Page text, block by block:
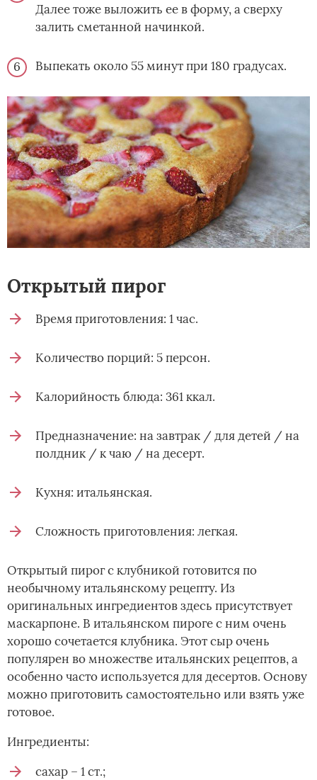
Далее тоже выложить ее в форму, а сверху
залить сметанной начинкой.
Выпекать около 55 минут при 180 градусах.
Открытый пирог
Время приготовления: 1 час.
Количество порций: 5 персон.
Калорийность блюда: 361 ккал.
Предназначение: на завтрак / для детей / на
полдник / к чаю / на десерт.
Кухня: итальянская.
Сложность приготовления: легкая.
Открытый пирог с клубникой готовится по
необычному итальянскому рецепту. Из
оригинальных ингредиентов здесь присутствует
маскарпоне. В итальянском пироге с ним очень
хорошо сочетается клубника. Этот сыр очень
популярен во множестве итальянских рецептов, а
особенно часто используется для десертов. Основу
можно приготовить самостоятельно или взять уже
готовое.
Ингредиенты:
сахар – 1 ст.;